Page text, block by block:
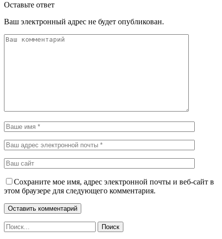
Оставьте ответ
Ваш электронный адрес не будет опубликован.
Сохраните мое имя, адрес электронной почты и веб-сайт в
этом браузере для следующего комментария.